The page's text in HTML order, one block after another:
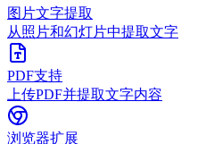
图片文字提取
从照片和幻灯片中提取文字
PDF支持
上传PDF并提取文字内容
浏览器扩展